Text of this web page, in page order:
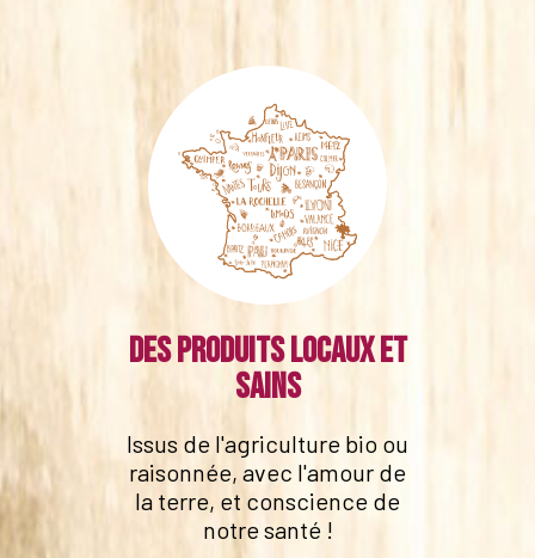
Des produits locaux et
sains
Issus de l'agriculture bio ou
raisonnée, avec l'amour de
la terre, et conscience de
notre santé !